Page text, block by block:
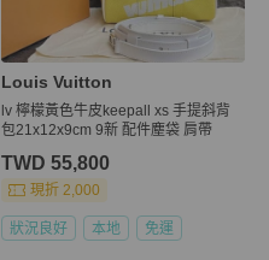
Louis Vuitton
lv 檸檬黃色牛皮keepall xs 手提斜背
包21x12x9cm 9新 配件塵袋 肩帶
TWD 55,800
現折 2,000
狀況良好 本地 免運